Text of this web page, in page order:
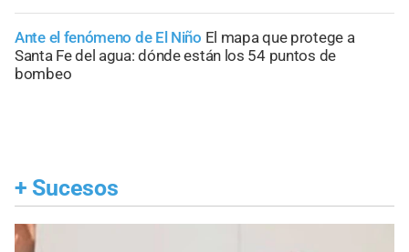
Ante el fenómeno de El Niño El mapa que protege a
Santa Fe del agua: dónde están los 54 puntos de
bombeo
+ Sucesos